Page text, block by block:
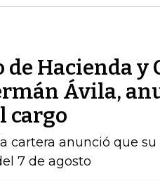
Hacienda y
Ávila,
cargo
cartera anunció que su
7 de agosto